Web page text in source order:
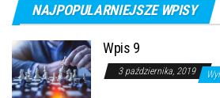
NAJPOPULARNIEJSZE WPISY
Wpis 9
3 października, 2019